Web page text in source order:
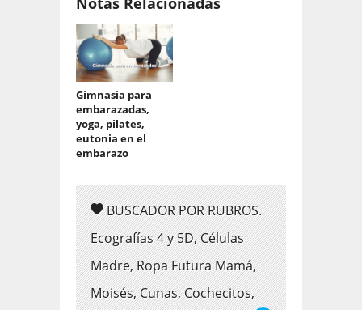
Gimnasia para
embarazadas,
yoga, pilates,
eutonia en el
embarazo
BUSCADOR POR RUBROS.
Ecografías 4 y 5D, Células
Madre, Ropa Futura Mamá,
Moisés, Cunas, Cochecitos,